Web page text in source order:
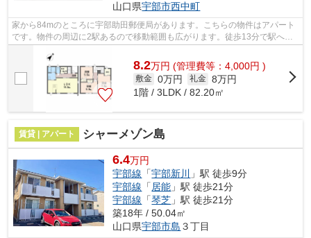
山口県宇部市西中町
家から84mのところに宇部助田郵便局があります。こちらの物件はアパート
です。物件の周辺に2駅あるので移動範囲も広がります。徒歩13分で駅への
8.2万円 (管理費等：4,000円 )
敷金 0万円 礼金 8万円
1階 / 3LDK / 82.20㎡
賃貸 | アパート シャーメゾン島
6.4万円
宇部線 「宇部新川
」駅 徒歩9分
宇部線 「 居能 」駅 徒歩21分
宇部線 「琴芝 」駅 徒歩21分
築18年 / 50.04㎡
山口県宇部市島 ３丁目